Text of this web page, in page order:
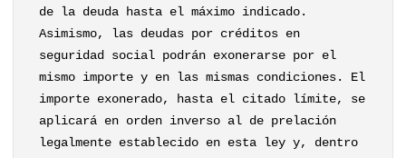
de la deuda hasta el máximo indicado.
Asimismo, las deudas por créditos en
seguridad social podrán exonerarse por el
mismo importe y en las mismas condiciones. El
importe exonerado, hasta el citado límite, se
aplicará en orden inverso al de prelación
legalmente establecido en esta ley y, dentro